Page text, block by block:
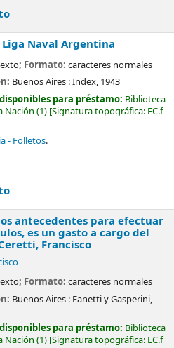
Naval Argentina
; Formato: caracteres normales
Buenos Aires :Index, 1943
para préstamo: Biblioteca
Nación (1) Signatura topográfica: EC.f
- Folletos.
antecedentes para efectuar
es un gasto a cargo del
Francisco
; Formato: caracteres normales
Buenos Aires : Fanetti y Gasperini,
para préstamo: Biblioteca
Nación (1) Signatura topográfica: EC.f